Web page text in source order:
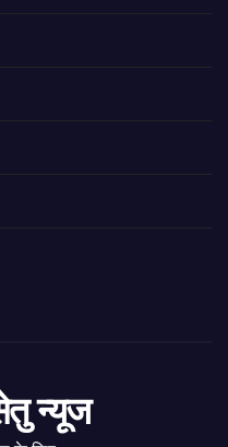
न्यूज